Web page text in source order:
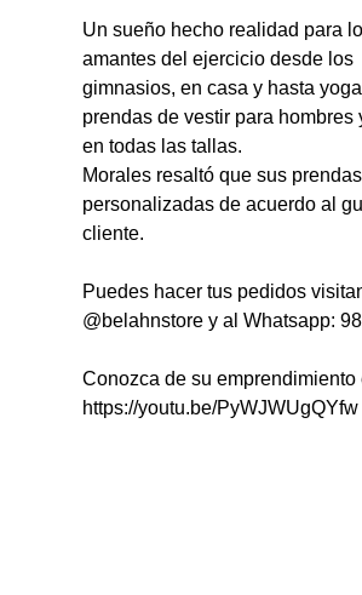
Un sueño hecho realidad para
amantes del ejercicio desde los
gimnasios, en casa y hasta
prendas de vestir para hombres
en todas las tallas.
Morales resaltó que sus
personalizadas de acuerdo al
cliente.
Puedes hacer tus pedidos
@belahnstore y al Whatsapp:
Conozca de su emprendimiento
https://youtu.be/PyWJWUgQYfw